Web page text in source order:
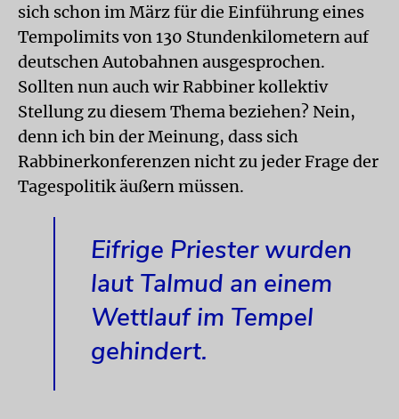
sich schon im März für die Einführung eines
Tempolimits von 130 Stundenkilometern auf
deutschen Autobahnen ausgesprochen.
Sollten nun auch wir Rabbiner kollektiv
Stellung zu diesem Thema beziehen? Nein,
denn ich bin der Meinung, dass sich
Rabbinerkonferenzen nicht zu jeder Frage der
Tagespolitik äußern müssen.
Eifrige Priester wurden
laut Talmud an einem
Wettlauf im Tempel
gehindert.